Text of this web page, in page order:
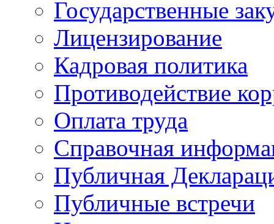
Государственные
Лицензирование
Кадровая политика
Противодействие
Оплата труда
Справочная
Публичная
Публичные встречи